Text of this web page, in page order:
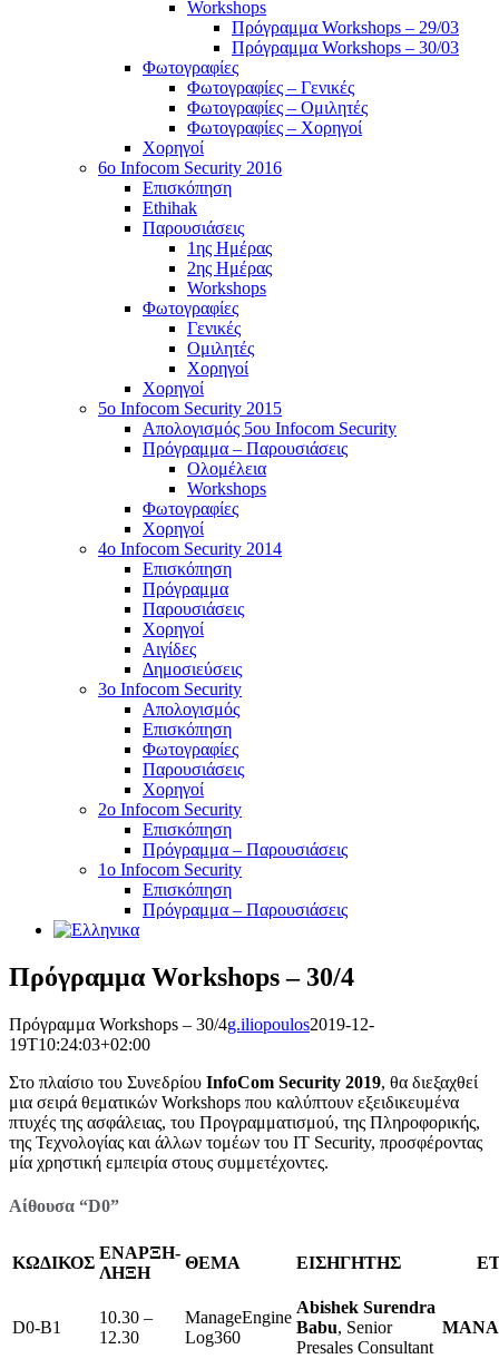
Workshops
Πρόγραμμα Workshops – 29/03
Πρόγραμμα Workshops – 30/03
Φωτογραφίες
Φωτογραφίες – Γενικές
Φωτογραφίες – Ομιλητές
Φωτογραφίες – Χορηγοί
Χορηγοί
6o Infocom Security 2016
Επισκόπηση
Ethihak
Παρουσιάσεις
1ης Ημέρας
2ης Ημέρας
Workshops
Φωτογραφίες
Γενικές
Ομιλητές
Χορηγοί
Χορηγοί
5o Infocom Security 2015
Απολογισμός 5ου Infocom Security
Πρόγραμμα – Παρουσιάσεις
Ολομέλεια
Workshops
Φωτογραφίες
Χορηγοί
4ο Infocom Security 2014
Επισκόπηση
Πρόγραμμα
Παρουσιάσεις
Χορηγοί
Αιγίδες
Δημοσιεύσεις
3o Infocom Security
Απολογισμός
Επισκόπηση
Φωτογραφίες
Παρουσιάσεις
Χορηγοί
2o Infocom Security
Επισκόπηση
Πρόγραμμα – Παρουσιάσεις
1ο Infocom Security
Επισκόπηση
Πρόγραμμα – Παρουσιάσεις
Πρόγραμμα Workshops – 30/4
Πρόγραμμα Workshops – 30/4g.iliopoulos2019-12-
19T10:24:03+02:00
Στο πλαίσιο του Συνεδρίου InfoCom Security 2019, θα διεξαχθεί
μια σειρά θεματικών Workshops που καλύπτουν εξειδικευμένα
πτυχές της ασφάλειας, του Προγραμματισμού, της Πληροφορικής,
της Τεχνολογίας και άλλων τομέων του IT Security, προσφέροντας
μία χρηστική εμπειρία στους συμμετέχοντες.
Αίθουσα “D0”
ΚΩΔΙΚΟΣ
ΕΝΑΡΞΗ-
ΛΗΞΗ
ΘΕΜΑ ΕΙΣΗΓΗΤΗΣ
D0-B1
10.30 –
12.30
ManageEngine
Log360
Abishek Surendra
Babu, Senior
Presales Consultant